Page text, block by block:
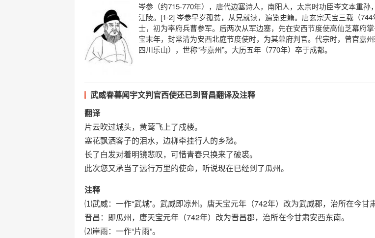
岑参（约715-770年），唐代边塞诗人，南阳人，太宗时功臣岑文本重孙
江陵。[1-2] 岑参早岁孤贫，从兄就读，遍览史籍。唐玄宗天宝三载（744
士，初为率府兵曹参军。后两次从军边塞，先在安西节度使高仙芝幕府
宝末年，封常清为安西北庭节度使时，为其幕府判官。代宗时，曾官嘉
四川乐山），世称“岑嘉州”。大历五年（770年）卒于成都。
武威春暮闻宇文判官西使还已到晋昌翻译及注释
翻译
片云吹过城头，黄莺飞上了戍楼。
塞花飘洒客子的泪水，边柳牵挂行人的乡愁。
长了白发对着明镜悲叹，可惜青春只换来了破裘。
此次您又承当了远行万里的使命，听说现在已经到了瓜州。
注释
⑴武威：一作“武城”。武威即凉州。唐天宝元年（742年）改为武威郡，治所在今甘
晋昌：即瓜州，唐天宝元年（742年）改为晋昌郡，治所在今甘肃安西东南。
⑵岸雨：一作“片雨”。